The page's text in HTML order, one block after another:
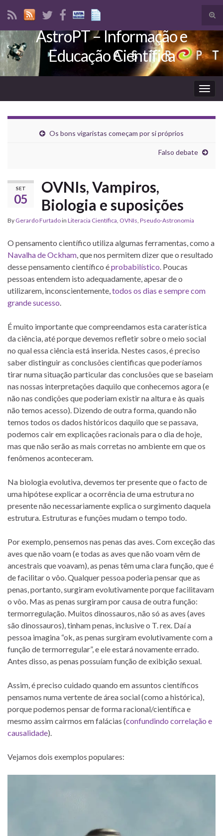
Search for:
AstroPT – Informação e
Educação Científica
Os bons vigaristas começam por si próprios
Falso debate
SET
05
OVNIs, Vampiros,
Biologia e suposições
By Gerardo Furtadoin Literacia Científica, OVNIs, Pseudo-Astronomia
O pensamento científico utiliza algumas ferramentas, como a
Navalha de Ockham, que nos permitem dizer que o resultado
desse pensamento científico éprobabilístico. Poucas
pessoas entendem isto adequadamente, apesar de o
utilizarem, inconscientemente,todos os dias e sempre com
grande sucesso.
É muito importante que compreendamos esta caraterística
da ciência, até porque devemos refletir sobre o meio social
no qual essa ciência está inserida. Nestes casos, é preciso
saber distinguir as conclusões cientificas que poderíamos
tirar numa situação particular das conclusões que se baseiam
nas nossas interpretações daquilo que conhecemos agora (e
não nas condições que poderiam existir na altura e às quais
não temos acesso). Dizendo de outra forma, quando não
temos todos os dados históricos daquilo que se passava,
podemos cair em explicações racionais para o dia de hoje,
mas que não serão as mais corretas no ambiente em que os
fenômenos aconteceram.
Na biologia evolutiva, devemos ter presente que o facto de
uma hipótese explicar a ocorrência de uma estrutura no
presente não necessariamente explica o surgimento daquela
estrutura. Estruturas e funções mudam o tempo todo.
Por exemplo, pensemos nas penas das aves. Com exceção das
aves que não voam (e todas as aves que não voam vêm de
ancestrais que voavam), as penas têm uma clara função, que é
de facilitar o vôo. Qualquer pessoa poderia pensar que as
penas, portanto, surgiram evolutivamente porque facilitavam
o vôo. Mas as penas surgiram por causa de outra função:
termorregulação. Muitos dinossauros, não só as aves (aves
são dinossauros), tinham penas, inclusive o T. rex. Daí a
pessoa imagina “ok, as penas surgiram evolutivamente com a
função de termorregular”, e ele estará novamente errado.
Antes disso, as penas possuíam função de exibição sexual.
Assim, é preciso cuidado quando em assuntos científicos
pensamos numa vertente de área social (como a histórica),
porque podemos pensar de forma racional/científica e
mesmo assim cairmos em falácias (confundindo correlação e
causalidade).
Vejamos dois exemplos populares: